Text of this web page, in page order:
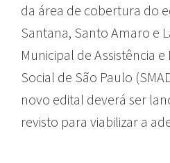
da área de cobertura do
Santana, Santo Amaro e
Municipal de Assistência
Social de São Paulo
novo edital deverá ser
revisto para viabilizar a